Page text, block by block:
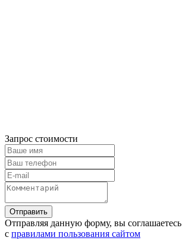
Запрос стоимости
Отправляя данную форму, вы соглашаетесь
с правилами пользования сайтом